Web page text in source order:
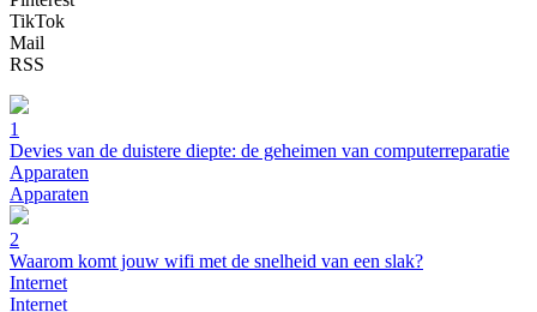
TikTok
Mail
RSS
1
Devies van de duistere diepte: de geheimen van computerreparatie
Apparaten
Apparaten
2
Waarom komt jouw wifi met de snelheid van een slak?
Internet
Internet